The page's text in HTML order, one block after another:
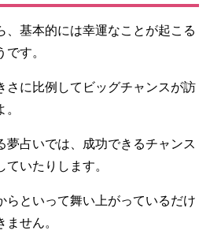
、基本的には幸運なことが起こる
す。
さに比例してビッグチャンスが訪
夢占いでは、成功できるチャンス
いたりします。
らといって舞い上がっているだけ
せん。